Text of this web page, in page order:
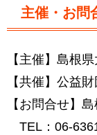
主催・お問
【主催】島根
【共催】公益
【お問合せ】
TEL：06-